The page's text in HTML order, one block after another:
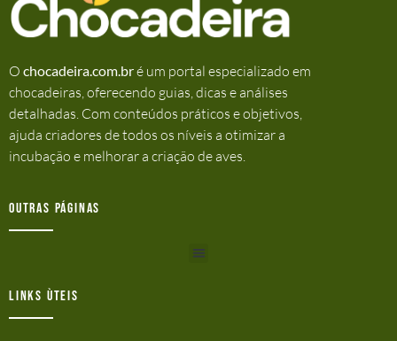
O chocadeira.com.bré um portal especializado em
chocadeiras, oferecendo guias, dicas e análises
detalhadas. Com conteúdos práticos e objetivos,
ajuda criadores de todos os níveis a otimizar a
incubação e melhorar a criação de aves.
Outras Páginas
Links ùteis